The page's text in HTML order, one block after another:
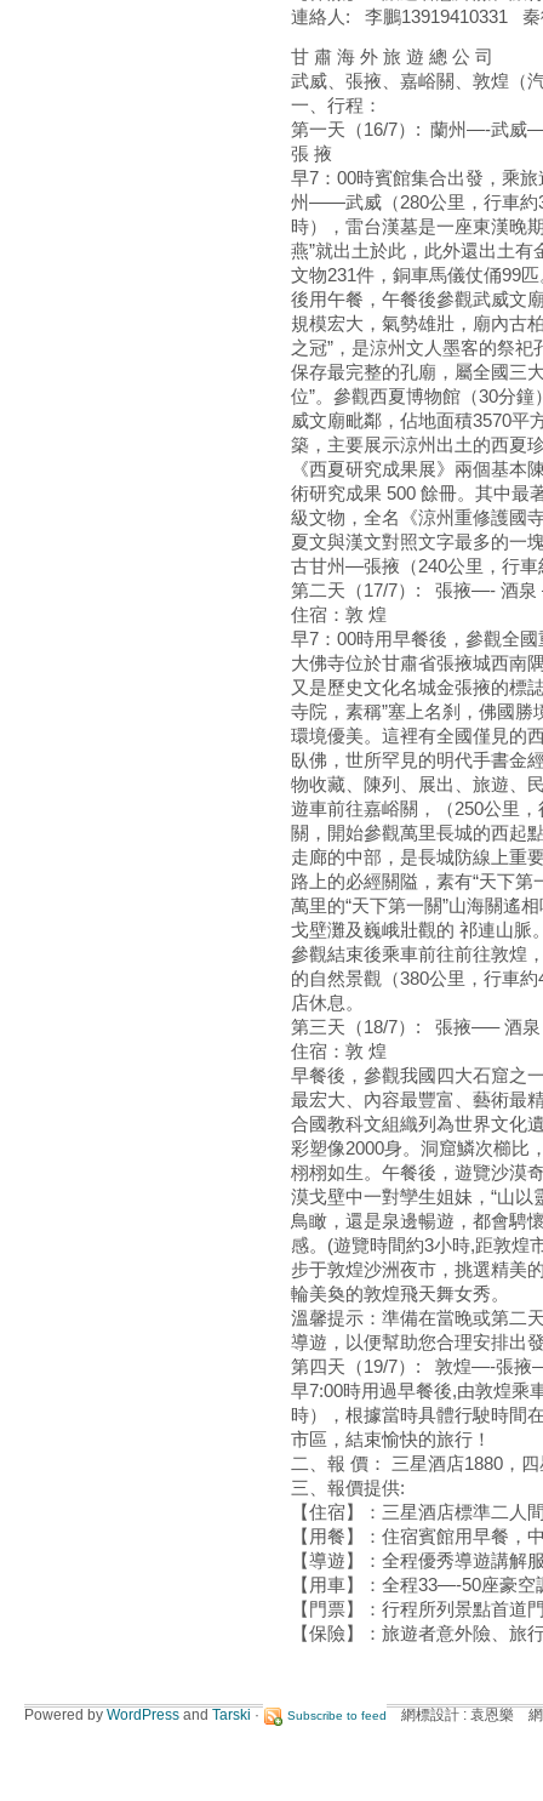
連絡人: 李鵬13919410331 秦
甘 肅 海 外 旅 遊 總 公 司
武威、張掖、嘉峪關、敦煌（
一、行程：
第一天（16/7）: 蘭州
張 掖
早7：00時賓館集合出發，乘
州——武威（280公里，行車約
時），雷台漢墓是一座東漢晚
燕”就出土於此，此外還出土
文物231件，銅車馬儀仗俑99
後用午餐，午餐後參觀武威文
規模宏大，氣勢雄壯，廟內古
之冠”，是涼州文人墨客的祭
保存最完整的孔廟，屬全國三
位”。參觀西夏博物館（30分
威文廟毗鄰，佔地面積3570平
築，主要展示涼州出土的西夏
《西夏研究成果展》兩個基本
術研究成果 500 餘冊。其中最
級文物，全名《涼州重修護國
夏文與漢文對照文字最多的一
古甘州—張掖（240公里，行
第二天（17/7）: 張掖—-
住宿：敦 煌
早7：00時用早餐後，參觀全
大佛寺位於甘肅省張掖城西南
又是歷史文化名城金張掖的標
寺院，素稱”塞上名刹，佛國
環境優美。這裡有全國僅見的
臥佛，世所罕見的明代手書金
物收藏、陳列、展出、旅遊、
遊車前往嘉峪關，（250公里
關，開始參觀萬里長城的西起
走廊的中部，是長城防線上重
路上的必經關隘，素有“天下
萬里的“天下第一關”山海關遙
戈壁灘及巍峨壯觀的 祁連山脈
參觀結束後乘車前往前往敦煌
的自然景觀（380公里，行車
店休息。
第三天（18/7）: 張掖—–
住宿：敦 煌
早餐後，參觀我國四大石窟之
最宏大、內容最豐富、藝術最
合國教科文組織列為世界文化
彩塑像2000身。洞窟鱗次櫛比
栩栩如生。午餐後，遊覽沙漠
漠戈壁中一對孿生姐妹，“山
鳥瞰，還是泉邊暢遊，都會騁
感。(遊覽時間約3小時,距敦煌
步于敦煌沙洲夜市，挑選精美
輪美奐的敦煌飛天舞女秀。
溫馨提示：準備在當晚或第二
導遊，以便幫助您合理安排出
第四天（19/7）: 敦煌—-張掖
早7:00時用過早餐後,由敦煌乘
時），根據當時具體行駛時間
市區，結束愉快的旅行！
二、報 價： 三星酒店1880，
三、報價提供:
【住宿】：三星酒店標準二人
【用餐】：住宿賓館用早餐，
【導遊】：全程優秀導遊講解
【用車】：全程33—-50座豪空
【門票】：行程所列景點首道
【保險】：旅遊者意外險、旅
Powered by WordPress and Tarski · Subscribe to feed 網標設計 : 袁恩樂 網